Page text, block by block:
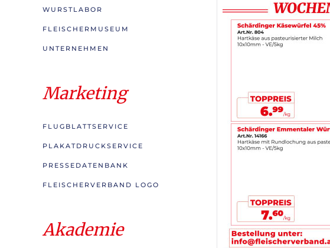
WURSTLABOR
FLEISCHERMUSEUM
UNTERNEHMEN
Marketing
FLUGBLATTSERVICE
PLAKATDRUCKSERVICE
PRESSEDATENBANK
FLEISCHERVERBAND LOGO
Akademie